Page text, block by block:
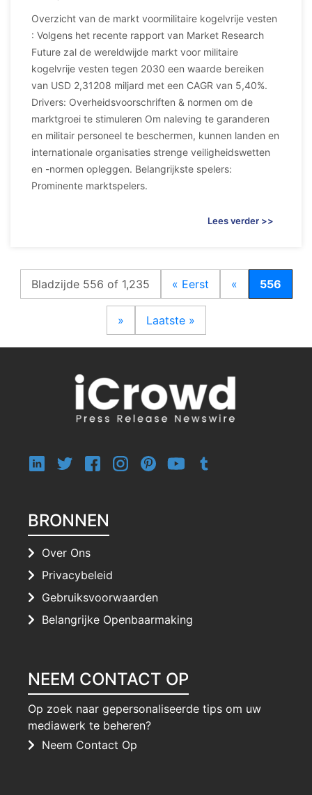
Overzicht van de markt voormilitaire kogelvrije vesten
: Volgens het recente rapport van Market Research
Future zal de wereldwijde markt voor militaire
kogelvrije vesten tegen 2030 een waarde bereiken
van USD 2,31208 miljard met een CAGR van 5,40%.
Drivers: Overheidsvoorschriften & normen om de
marktgroei te stimuleren Om naleving te garanderen
en militair personeel te beschermen, kunnen landen en
internationale organisaties strenge veiligheidswetten
en -normen opleggen. Belangrijkste spelers:
Prominente marktspelers.
Lees verder >>
Bladzijde 556 of 1,235 « Eerst « 556
» Laatste »
BRONNEN
Over Ons
Privacybeleid
Gebruiksvoorwaarden
Belangrijke Openbaarmaking
NEEM CONTACT OP
Op zoek naar gepersonaliseerde tips om uw
mediawerk te beheren?
Neem Contact Op